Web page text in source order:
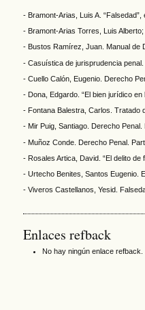
- Bramont-Arias, Luis A.
- Bramont-Arias Torres, Luis
- Bustos Ramírez, Juan. Manual de
- Casuística de jurisprudencia
- Cuello Calón, Eugenio. Derecho
- Dona, Edgardo. “El bien jurídico
- Fontana Balestra, Carlos. Tratado
- Mir Puig, Santiago. Derecho
- Muñoz Conde. Derecho Penal.
- Rosales Artica, David. “El delito
- Urtecho Benites, Santos Eugenio.
- Viveros Castellanos, Yesid.
Enlaces refback
No hay ningún enlace refback.